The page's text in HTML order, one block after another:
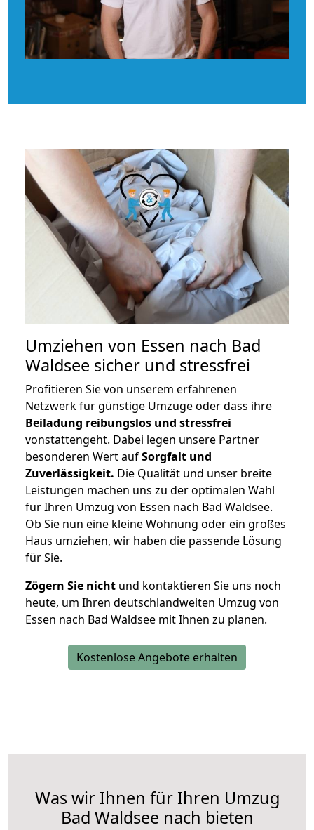
Umziehen von Essen nach Bad
Waldsee sicher und stressfrei
Profitieren Sie von unserem erfahrenen
Netzwerk für günstige Umzüge oder dass ihre
Beiladung reibungslos und stressfrei
vonstattengeht. Dabei legen unsere Partner
besonderen Wert aufSorgfalt und
Zuverlässigkeit. Die Qualität und unser breite
Leistungen machen uns zu der optimalen Wahl
für Ihren Umzug von Essen nach Bad Waldsee.
Ob Sie nun eine kleine Wohnung oder ein großes
Haus umziehen, wir haben die passende Lösung
für Sie.
Zögern Sie nicht und kontaktieren Sie uns noch
heute, um Ihren deutschlandweiten Umzug von
Essen nach Bad Waldsee mit Ihnen zu planen.
Kostenlose Angebote erhalten
Was wir Ihnen für Ihren Umzug
Bad Waldsee nach bieten